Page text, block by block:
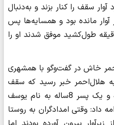
سقف را کنار بزند و به‌دنبال
مانده بود و همسایه‌ها پس
طول‌کشید موفق شدند او را
خاش در گفت‌وگو با همشهری
دوشنبه به هلال‌احمر خبر رسید که سقف
یک خانه در روستا ریزش کرده و یک پسر 8ساله به نام یوسف
داد: وقتی امدادگران به روستا